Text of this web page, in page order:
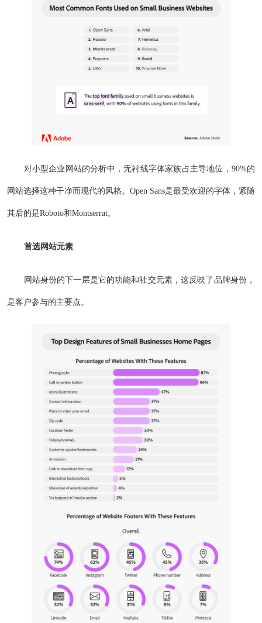
对小型企业网站的分析中，无衬线字体家族占主导地位，90%的
网站选择这种干净而现代的风格。Open Sans是最受欢迎的字体，紧随
其后的是Roboto和Montserrat。
首选网站元素
网站身份的下一层是它的功能和社交元素，这反映了品牌身份，
是客户参与的主要点。